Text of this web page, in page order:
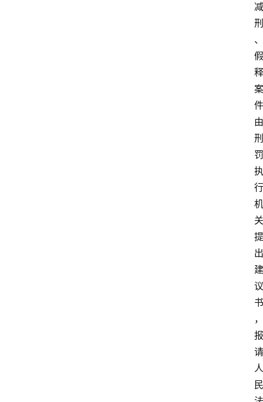
减
刑
、
假
释
案
件
由
刑
罚
执
行
机
关
提
出
建
议
书
，
报
请
人
民